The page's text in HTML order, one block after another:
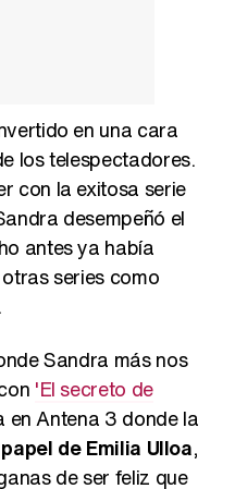
en una cara
los telespectadores.
con la exitosa serie
desempeñó el
antes ya había
series como
.
Sandra más nos
'El secreto de
en Antena 3 donde la
de Emilia Ulloa,
de ser feliz que